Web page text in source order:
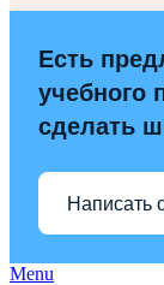
Есть
учебного
сделать
Написать
Menu